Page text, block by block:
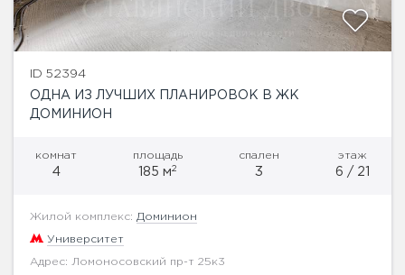
ID 52394
ОДНА ИЗ ЛУЧШИХ ПЛАНИРОВОК В ЖК
ДОМИНИОН
комнат
4
площадь
185 м2
спален
3
этаж
6 / 21
Жилой комплекс: Доминион
Университет
Адрес: Ломоносовский пр-т 25к3